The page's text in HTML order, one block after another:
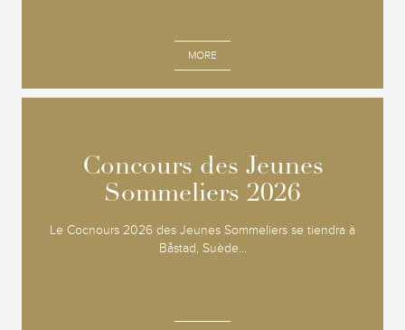
MORE
Concours des Jeunes
Sommeliers 2026
Le Cocnours 2026 des Jeunes Sommeliers se tiendra à
Båstad, Suède...
Concours des Jeunes
Sommeliers 2026